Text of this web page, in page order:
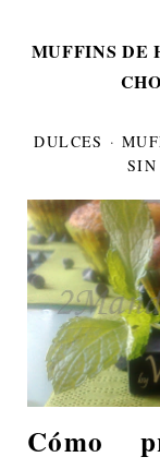
MUFFINS DE
DULCES ·
Cómo